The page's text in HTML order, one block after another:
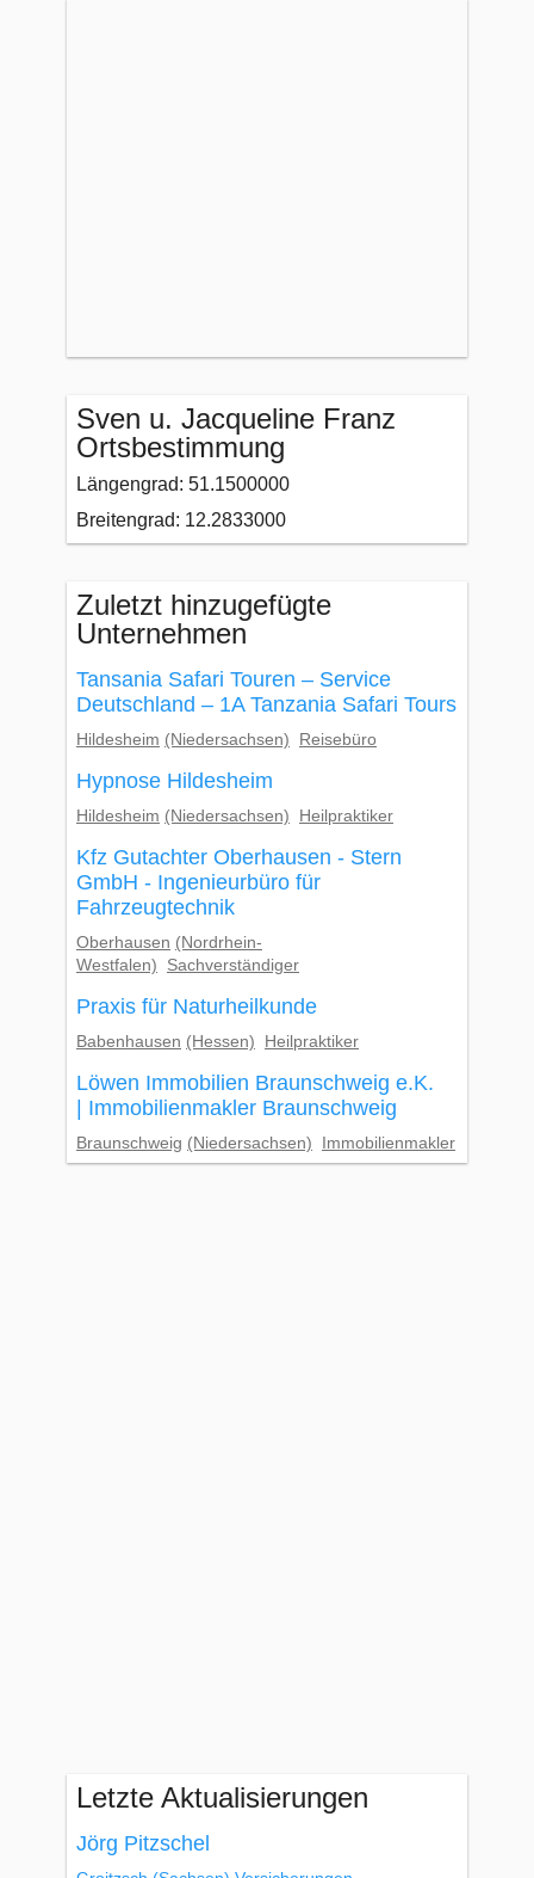
Sven u. Jacqueline Franz
Ortsbestimmung
Längengrad: 51.1500000
Breitengrad: 12.2833000
Zuletzt hinzugefügte
Unternehmen
Tansania Safari Touren – Service
Deutschland – 1A Tanzania Safari Tours
Hildesheim (Niedersachsen) Reisebüro
Hypnose Hildesheim
Hildesheim (Niedersachsen) Heilpraktiker
Kfz Gutachter Oberhausen - Stern
GmbH - Ingenieurbüro für
Fahrzeugtechnik
Oberhausen (Nordrhein-
Westfalen)
Sachverständiger
Praxis für Naturheilkunde
Babenhausen (Hessen) Heilpraktiker
Löwen Immobilien Braunschweig e.K.
| Immobilienmakler Braunschweig
Braunschweig (Niedersachsen) Immobilienmakler
Letzte Aktualisierungen
Jörg Pitzschel